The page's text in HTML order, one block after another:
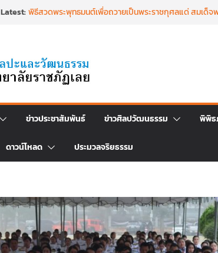
Latest: พิธีสวดพระพุทธมนต์เพื่อถวายเป็นพระราชกุศลแด่ สมเด็จพ
นำงานวิจัยเรื่องการถ่ายทอดจิตรกรรมฝาผนังวัดโพธิ์ชัยนา
ศิลปะภาพพิมพ์ฯ ระหว่างวันที่ 22 – 26 มิถุนายน 2569
เชียงคานเปิดงานยิ่งใหญ่ ฉลองครบรอบ ๑๑๕ ปี สืบสานวัฒ
๒๕๖๙
พิธีบำเพ็ญกุศลสวดพระอภิธรรม เพื่ออุทิศถวายพระกุศลแ
สิริพัชร มหาวัชรราชธิดา วันที่ ๒๓ มิถุนายน ๒๕๖๙ เวลา ๑๖.
ข่าวประชาสัมพันธ์ ข่าวศิลปวัฒนธรรม พิพิ
ดาวน์โหลด ประมวลจริยธรรม